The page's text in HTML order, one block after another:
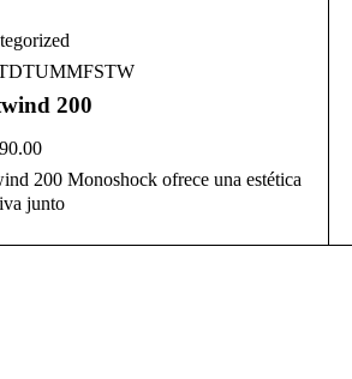
200
200 Monoshock ofrece una estética
junto